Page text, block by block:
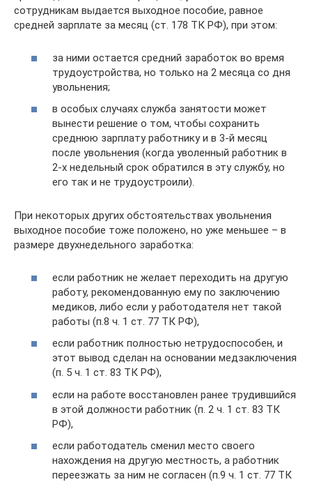
сотрудникам выдается выходное пособие, равное
средней зарплате за месяц (ст. 178 ТК РФ), при этом:
за ними остается средний заработок во время
трудоустройства, но только на 2 месяца со дня
увольнения;
в особых случаях служба занятости может
вынести решение о том, чтобы сохранить
среднюю зарплату работнику и в 3-й месяц
после увольнения (когда уволенный работник в
2-х недельный срок обратился в эту службу, но
его так и не трудоустроили).
При некоторых других обстоятельствах увольнения
выходное пособие тоже положено, но уже меньшее – в
размере двухнедельного заработка:
если работник не желает переходить на другую
работу, рекомендованную ему по заключению
медиков, либо если у работодателя нет такой
работы (п.8 ч. 1 ст. 77 ТК РФ),
если работник полностью нетрудоспособен, и
этот вывод сделан на основании медзаключения
(п. 5 ч. 1 ст. 83 ТК РФ),
если на работе восстановлен ранее трудившийся
в этой должности работник (п. 2 ч. 1 ст. 83 ТК
РФ),
если работодатель сменил место своего
нахождения на другую местность, а работник
переезжать за ним не согласен (п.9 ч. 1 ст. 77 ТК